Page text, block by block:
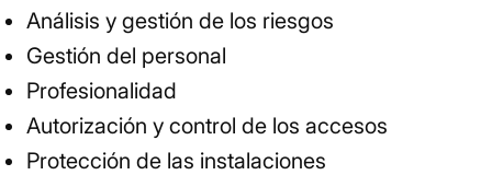
Análisis y gestión de los riesgos
Gestión del personal
Profesionalidad
Autorización y control de los accesos
Protección de las instalaciones